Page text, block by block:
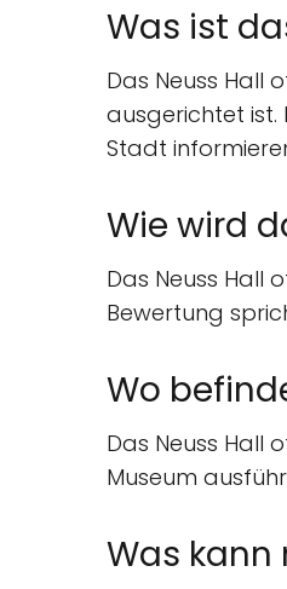
Was ist
Das Neuss Hall
ausgerichtet ist.
Stadt
Wie wird
Das Neuss Hall
Bewertung
Wo
Das Neuss Hall
Museum
Was kann